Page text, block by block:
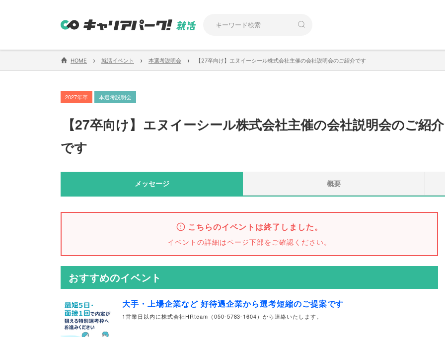
HOME › 就活イベント › 本選考説明会 › 【27卒向け】エヌイーシール株式会社主催の会社説明会のご紹介です
2027年卒 本選考説明会
【27卒向け】 エヌイーシール株式会社主催の会社説明会のご紹介
です
メッセージ 概要
こちらのイベントは終了しました。
イベントの詳細はページ下部をご確認ください。
おすすめのイベント
大手・上場企業など 好待遇企業から選考短縮のご提案です
1営業日以内に株式会社HRteam（050-5783-1604）から連絡いたします。